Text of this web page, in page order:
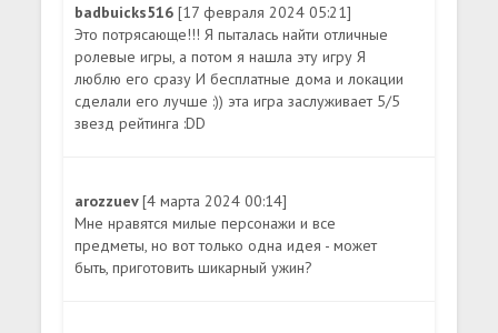
badbuicks516[17 февраля 2024 05:21]
Это потрясающе!!! Я пыталась найти отличные
ролевые игры, а потом я нашла эту игру Я
люблю его сразу И бесплатные дома и локации
сделали его лучше :)) эта игра заслуживает 5/5
звезд рейтинга :DD
arozzuev[4 марта 2024 00:14]
Мне нравятся милые персонажи и все
предметы, но вот только одна идея - может
быть, приготовить шикарный ужин?